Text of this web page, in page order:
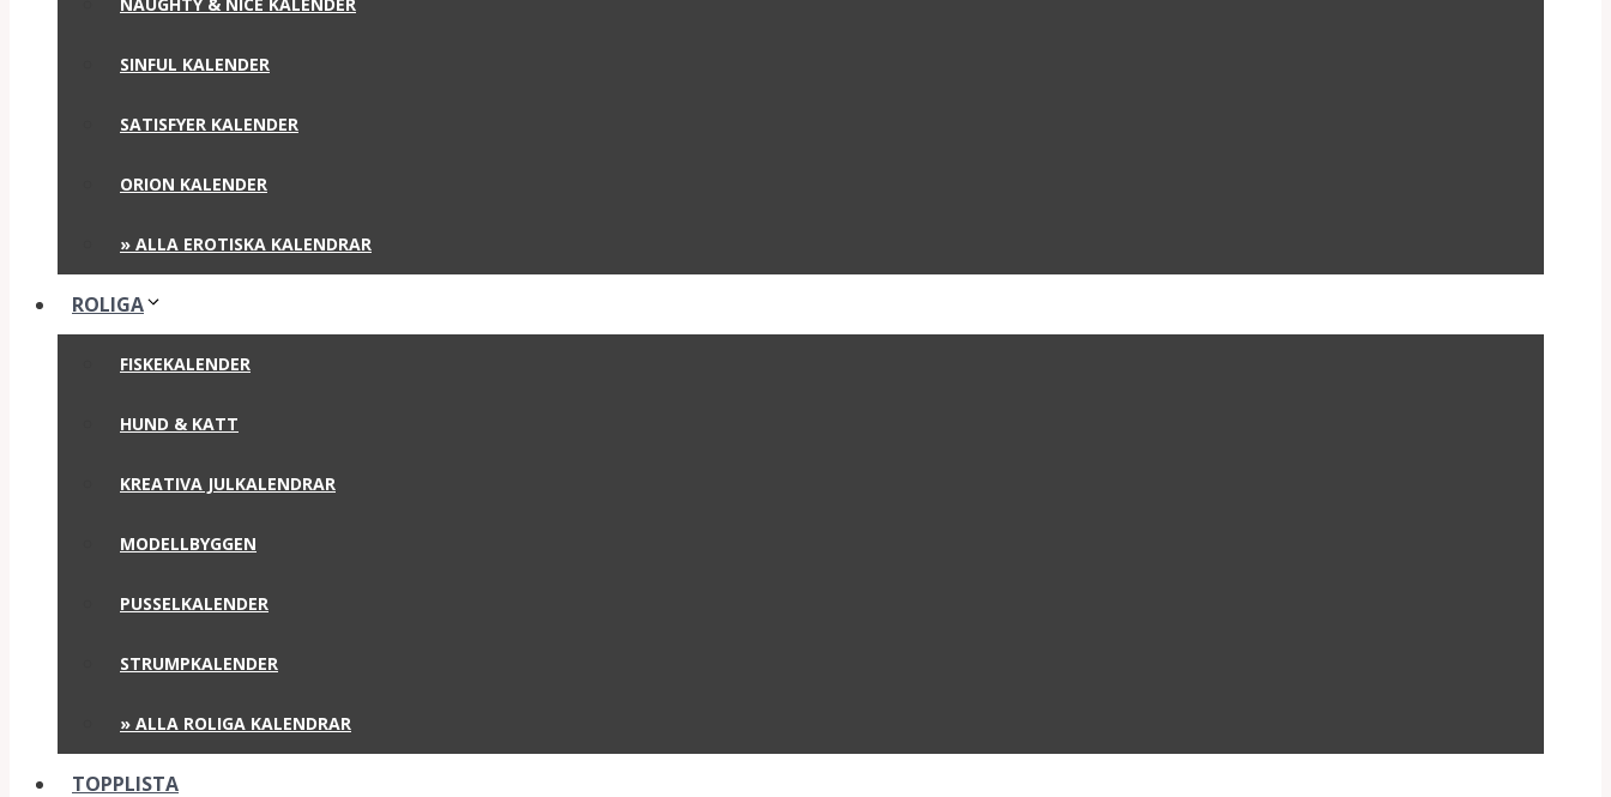
SINFUL KALENDER
SATISFYER KALENDER
ORION KALENDER
» ALLA EROTISKA KALENDRAR
ROLIGA
FISKEKALENDER
HUND & KATT
KREATIVA JULKALENDRAR
MODELLBYGGEN
PUSSELKALENDER
STRUMPKALENDER
» ALLA ROLIGA KALENDRAR
TOPPLISTA